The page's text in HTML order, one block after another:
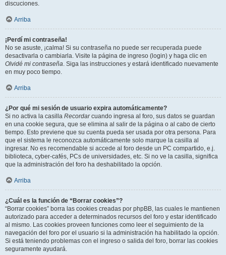
discuciones.
Arriba
¡Perdí mi contraseña!
No se asuste, ¡calma! Si su contraseña no puede ser recuperada puede
desactivarla o cambiarla. Visite la página de ingreso (login) y haga clic en
Olvidé mi contraseña. Siga las instrucciones y estará identificado nuevamente
en muy poco tiempo.
Arriba
¿Por qué mi sesión de usuario expira automáticamente?
Si no activa la casilla Recordarcuando ingresa al foro, sus datos se guardan
en una cookie segura, que se elimina al salir de la página o al cabo de cierto
tiempo. Esto previene que su cuenta pueda ser usada por otra persona. Para
que el sistema le reconozca automáticamente solo marque la casilla al
ingresar. No es recomendable si accede al foro desde un PC compartido, e.j.
biblioteca, cyber-cafés, PCs de universidades, etc. Si no ve la casilla, significa
que la administración del foro ha deshabilitado la opción.
Arriba
¿Cuál es la función de “Borrar cookies”?
“Borrar cookies” borra las cookies creadas por phpBB, las cuales le mantienen
autorizado para acceder a determinados recursos del foro y estar identificado
al mismo. Las cookies proveen funciones como leer el seguimiento de la
navegación del foro por el usuario si la administración ha habilitado la opción.
Si está teniendo problemas con el ingreso o salida del foro, borrar las cookies
seguramente ayudará.